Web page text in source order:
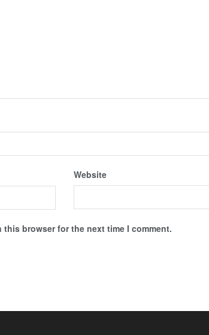
Website
this browser for the next time I comment.